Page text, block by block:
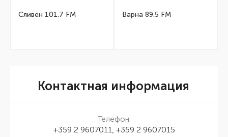
Сливен 101.7 FM Варна 89.5 FM
Контактная информация
Телефон:
+359 2 9607011, +359 2 9607015